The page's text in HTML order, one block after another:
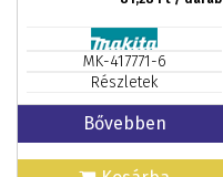
MK-417771-6
Részletek
Bővebben